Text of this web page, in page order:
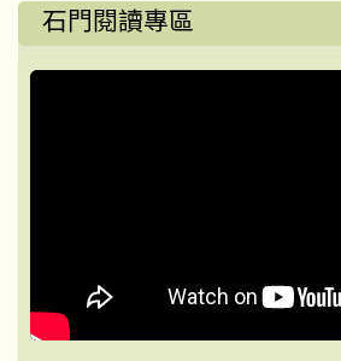
石門閱讀專區